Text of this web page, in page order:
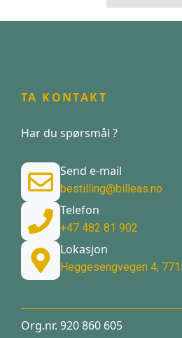
TA KONTAKT
Har du spørsmål ?
Send e-mail
bestilling@billeas.no
Telefon
+47 482 81 902
Lokasjon
Heggesengvegen 4,
Org.nr. 920 860 605